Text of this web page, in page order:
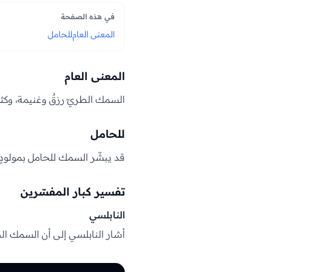
في هذه الصفحة
المعنى العامللحامل
المعنى العام
السمك الطريّ رزقٌ وغنيمة،
للحامل
قد يبشّر السمك للحامل بمولودٍ
تفسير كبار المفسّرين
النابلسي
أشار النابلسي إلى أن السمك